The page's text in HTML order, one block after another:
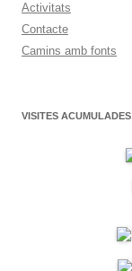
Activitats
Contacte
Camins amb fonts
VISITES ACUMULADES